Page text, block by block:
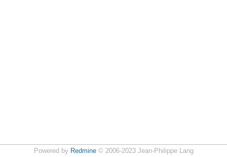
Powered by Redmine© 2006-2023 Jean-Philippe Lang